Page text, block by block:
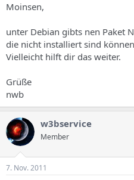
Moinsen,
unter Debian gibts nen Paket
die nicht installiert sind
Vielleicht hilft dir das weiter.
Grüße
nwb
w3bservice
Member
7. Nov. 2011